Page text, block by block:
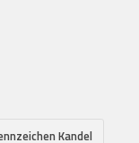
Kandel